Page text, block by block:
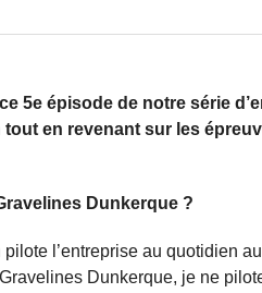
5e épisode de notre série
en revenant sur les
Dunkerque ?
l’entreprise au quotidien
Dunkerque, je ne